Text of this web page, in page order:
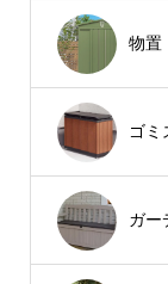
物置
ゴミ
ガー